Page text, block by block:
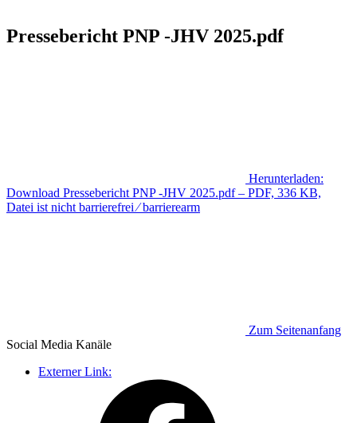
Pressebericht PNP -JHV 2025.pdf
Herunterladen:
Download Pressebericht PNP -JHV 2025.pdf – PDF, 336 KB,
Datei ist nicht barrierefrei ⁄ barrierearm
Zum Seitenanfang
Social Media Kanäle
Externer Link: